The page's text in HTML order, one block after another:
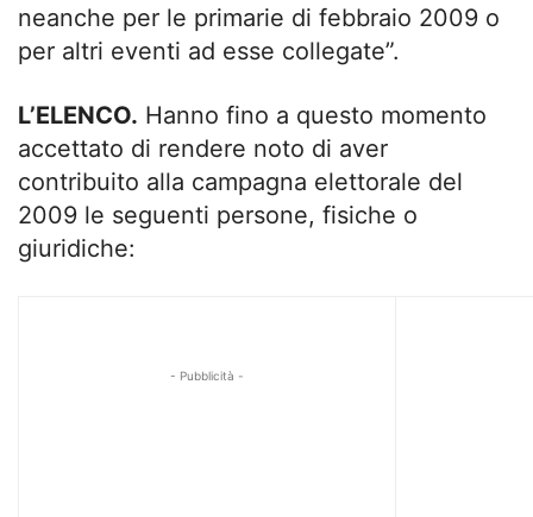
neanche per le primarie di febbraio 2009 o
per altri eventi ad esse collegate”.
L’ELENCO. Hanno fino a questo momento
accettato di rendere noto di aver
contribuito alla campagna elettorale del
2009 le seguenti persone, fisiche o
giuridiche:
- Pubblicità -